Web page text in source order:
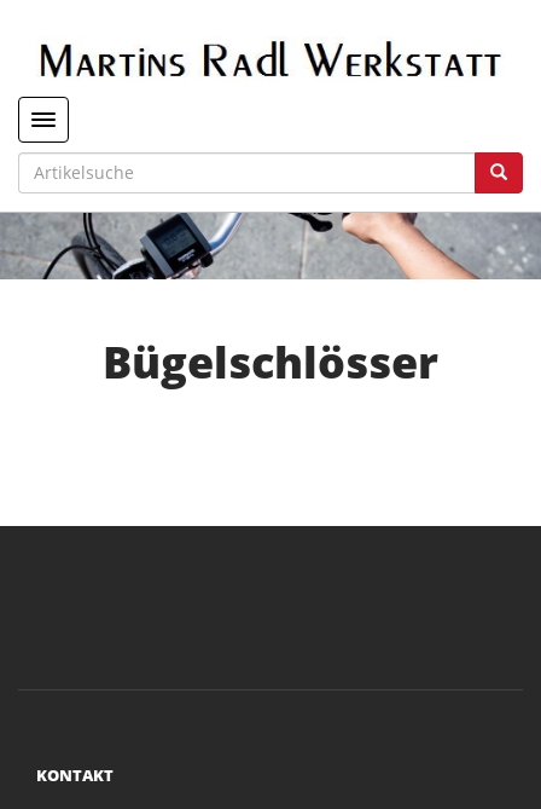
Toggle navigation
Bügelschlösser
KONTAKT